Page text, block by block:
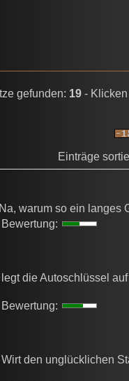
gefunden: 19- Klicken
Einträge
warum so ein langes
Bewertung:
die Autoschlüssel
Bewertung:
Wirt den unglücklichen